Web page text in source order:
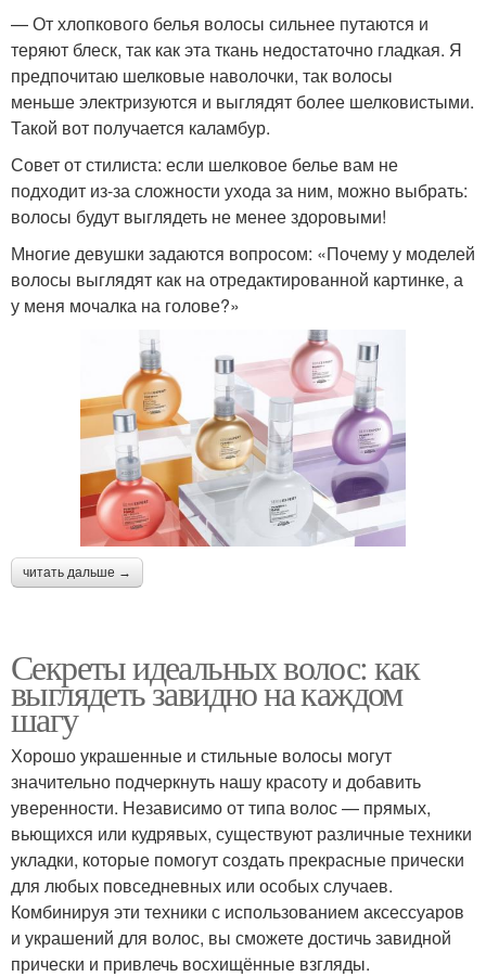
— От хлопкового белья волосы сильнее путаются и
теряют блеск, так как эта ткань недостаточно гладкая. Я
предпочитаю шелковые наволочки, так волосы
меньше электризуются и выглядят более шелковистыми.
Такой вот получается каламбур.
Совет от стилиста: если шелковое белье вам не
подходит из-за сложности ухода за ним, можно выбрать:
волосы будут выглядеть не менее здоровыми!
Многие девушки задаются вопросом: «Почему у моделей
волосы выглядят как на отредактированной картинке, а
у меня мочалка на голове?»
читать дальше →
Секреты идеальных волос: как
выглядеть завидно на каждом
шагу
Хорошо украшенные и стильные волосы могут
значительно подчеркнуть нашу красоту и добавить
уверенности. Независимо от типа волос — прямых,
вьющихся или кудрявых, существуют различные техники
укладки, которые помогут создать прекрасные прически
для любых повседневных или особых случаев.
Комбинируя эти техники с использованием аксессуаров
и украшений для волос, вы сможете достичь завидной
прически и привлечь восхищённые взгляды.